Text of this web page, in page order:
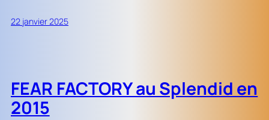
22 janvier 2025
FEAR FACTORY au Splendid en
2015